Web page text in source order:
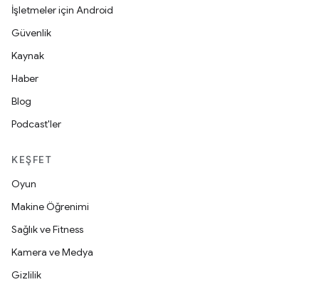
İşletmeler için Android
Güvenlik
Kaynak
Haber
Blog
Podcast'ler
KEŞFET
Oyun
Makine Öğrenimi
Sağlık ve Fitness
Kamera ve Medya
Gizlilik